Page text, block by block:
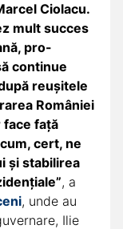
Ciolacu.
mult succes
pro-
continue
reuşitele
României
face faţă
cert, ne
şi stabilirea
, a
, unde au
Ilie